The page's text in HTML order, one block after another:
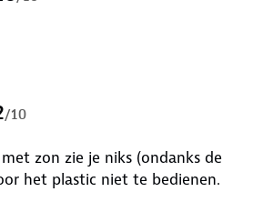
/10
zon zie je niks (ondanks de
het plastic niet te bedienen.